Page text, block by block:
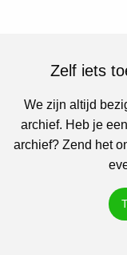
Zelf iets
We zijn altijd
archief. Heb je
archief? Zend het